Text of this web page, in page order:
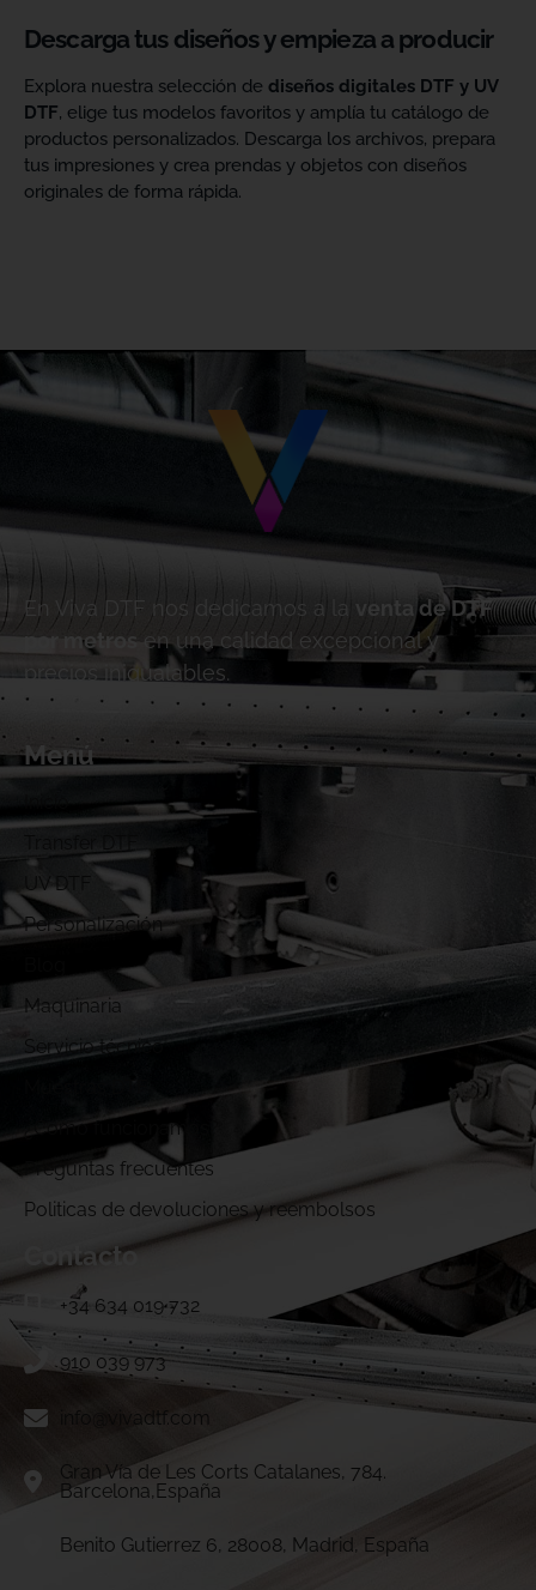
Descarga tus diseños y empieza a producir
Explora nuestra selección de diseños digitales DTF y UV
DTF, elige tus modelos favoritos y amplía tu catálogo de
productos personalizados. Descarga los archivos, prepara
tus impresiones y crea prendas y objetos con diseños
originales de forma rápida.
En Viva DTF nos dedicamos a la
venta de DTF
por metros
en una calidad excepcional y
precios inigualables.
Menú
UV DTF
Personalización
Maquinaria
Servicio técnico
¿Cómo funcionamos?
Preguntas frecuentes
Politicas de devoluciones y reembolsos
Contacto
+34 634 019 732
910 039 973
info@vivadtf.com
Gran Vía de Les Corts Catalanes, 784.
Barcelona,España
Benito Gutierrez 6, 28008, Madrid, España